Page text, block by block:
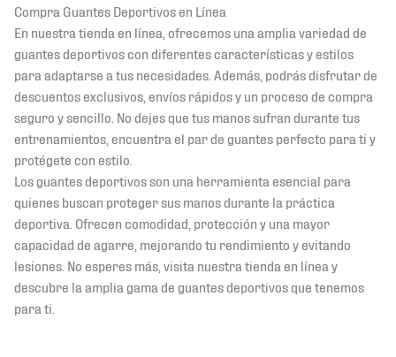
Compra Guantes Deportivos en Línea
En nuestra tienda en línea, ofrecemos una amplia variedad de
guantes deportivos con diferentes características y estilos
para adaptarse a tus necesidades. Además, podrás disfrutar de
descuentos exclusivos, envíos rápidos y un proceso de compra
seguro y sencillo. No dejes que tus manos sufran durante tus
entrenamientos, encuentra el par de guantes perfecto para ti y
protégete con estilo.
Los guantes deportivos son una herramienta esencial para
quienes buscan proteger sus manos durante la práctica
deportiva. Ofrecen comodidad, protección y una mayor
capacidad de agarre, mejorando tu rendimiento y evitando
lesiones. No esperes más, visita nuestra tienda en línea y
descubre la amplia gama de guantes deportivos que tenemos
para ti.